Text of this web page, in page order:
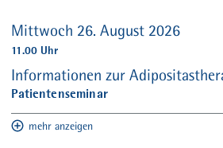
Mittwoch 26. August 2026
11.00 Uhr
Informationen zur
Patientenseminar
mehr anzeigen